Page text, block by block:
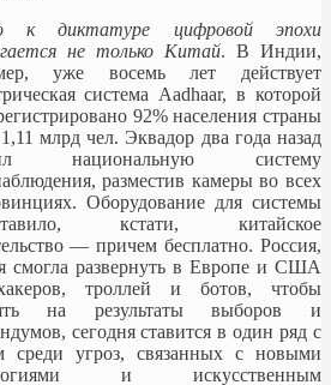
к диктатуре цифровой эпохи
не только Китай. В Индии,
уже восемь лет действует
система Aadhaar, в которой
92% населения страны
млрд чел. Эквадор два года назад
национальную систему
разместив камеры во всех
Оборудование для системы
кстати, китайское
— причем бесплатно. Россия,
смогла развернуть в Европе и США
троллей и ботов, чтобы
на результаты выборов и
сегодня ставится в один ряд с
среди угроз, связанных с новыми
и искусственным